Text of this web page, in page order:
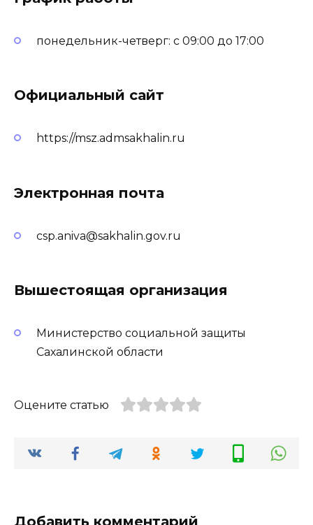
понедельник-четверг: с 09:00 до 17:00
Официальный сайт
https://msz.admsakhalin.ru
Электронная почта
csp.aniva@sakhalin.gov.ru
Вышестоящая организация
Министерство социальной защиты
Сахалинской области
Оцените статью
Добавить комментарий